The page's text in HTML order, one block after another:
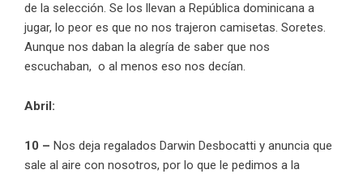
de la selección. Se los llevan a República dominicana a
jugar, lo peor es que no nos trajeron camisetas. Soretes.
Aunque nos daban la alegría de saber que nos
escuchaban, o al menos eso nos decían.
Abril:
10 – Nos deja regalados Darwin Desbocatti y anuncia que
sale al aire con nosotros, por lo que le pedimos a la